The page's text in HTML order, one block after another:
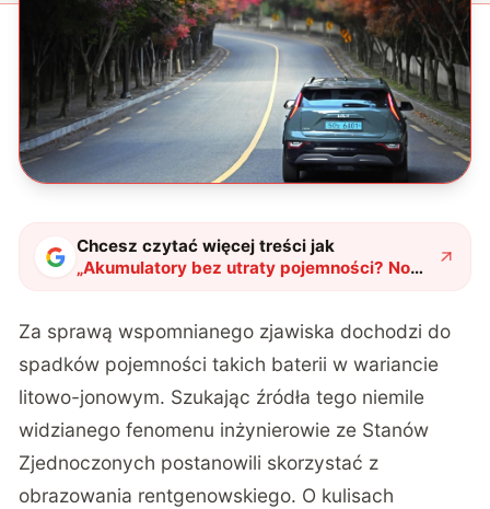
Chcesz czytać więcej treści jak
„Akumulatory bez utraty pojemności? Nowe
badania dają nadzieję na przełom"?
Za sprawą wspomnianego zjawiska dochodzi do
spadków pojemności takich baterii w wariancie
litowo-jonowym. Szukając źródła tego niemile
widzianego fenomenu inżynierowie ze Stanów
Zjednoczonych postanowili skorzystać z
obrazowania rentgenowskiego. O kulisach